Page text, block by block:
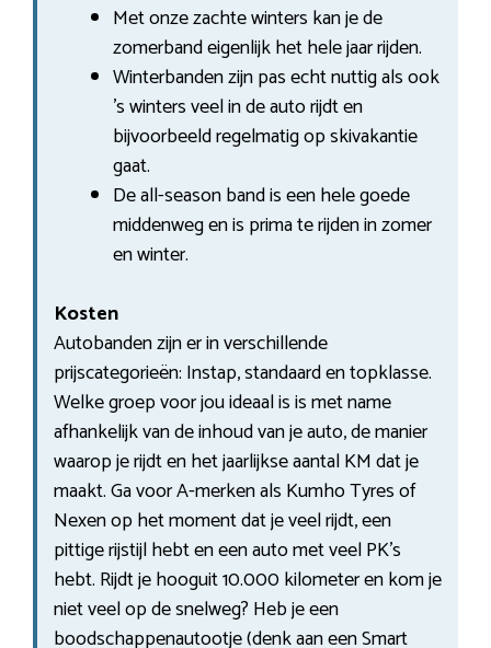
Met onze zachte winters kan je de
zomerband eigenlijk het hele jaar rijden.
Winterbanden zijn pas echt nuttig als ook
’s winters veel in de auto rijdt en
bijvoorbeeld regelmatig op skivakantie
gaat.
De all-season band is een hele goede
middenweg en is prima te rijden in zomer
en winter.
Kosten
Autobanden zijn er in verschillende
prijscategorieën: Instap, standaard en topklasse.
Welke groep voor jou ideaal is is met name
afhankelijk van de inhoud van je auto, de manier
waarop je rijdt en het jaarlijkse aantal KM dat je
maakt. Ga voor A-merken als Kumho Tyres of
Nexen op het moment dat je veel rijdt, een
pittige rijstijl hebt en een auto met veel PK’s
hebt. Rijdt je hooguit 10.000 kilometer en kom je
niet veel op de snelweg? Heb je een
boodschappenautootje (denk aan een Smart